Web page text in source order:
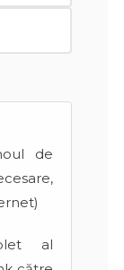
de
al